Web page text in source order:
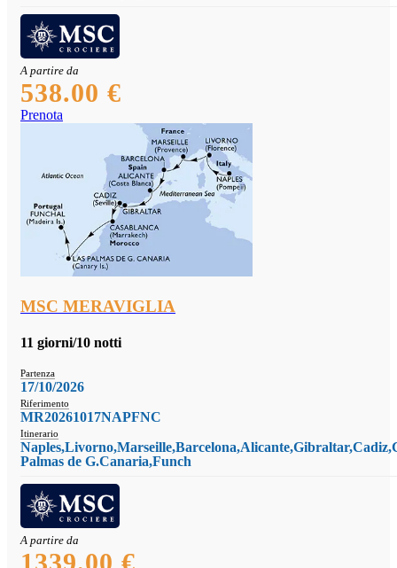
A partire da
538.00 €
Prenota
MSC MERAVIGLIA
11 giorni/10 notti
Partenza
17/10/2026
Riferimento
MR20261017NAPFNC
Itinerario
Palmas de G.Canaria,Funch
A partire da